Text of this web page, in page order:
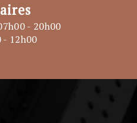
- 20h00
- 12h00